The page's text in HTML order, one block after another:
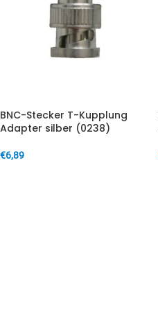
BNC-Stecker T-Kupplung
Adapter silber (0238)
€6,89